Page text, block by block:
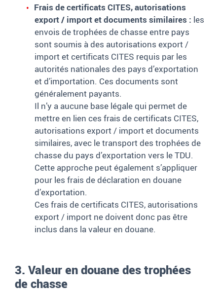
Frais de certificats CITES, autorisations
export/ import et documents similaires : les
envois de trophées de chasse entre pays
sont soumis à des autorisations export /
import et certificats CITES requis par les
autorités nationales des pays d’exportation
et d’importation. Ces documents sont
généralement payants.
Il n’y a aucune base légale qui permet de
mettre en lien ces frais de certificats CITES,
autorisations export / import et documents
similaires, avec le transport des trophées de
chasse du pays d’exportation vers le TDU.
Cette approche peut également s’appliquer
pour les frais de déclaration en douane
d’exportation.
Ces frais de certificats CITES, autorisations
export / import ne doivent donc pas être
inclus dans la valeur en douane.
3. Valeur en douane des trophées
de chasse